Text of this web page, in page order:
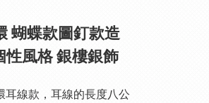
蝴蝶款圖釘款造
性風格 銀樓銀飾
耳線款，耳線的長度八公